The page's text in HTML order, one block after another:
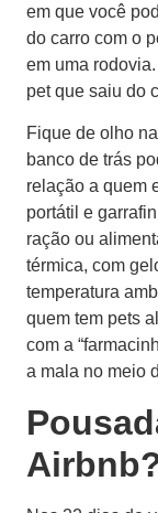
em que você
do carro com o
em uma
pet que saiu do
Fique de olho
banco de trás
relação a quem
portátil e
ração ou
térmica, com
temperatura
quem tem pets
com a
a mala no meio